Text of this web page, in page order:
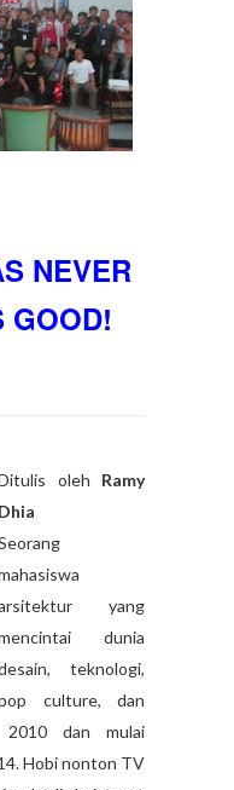
NEVER
GOOD!
oleh Ramy
Dhia
yang
dunia
teknologi,
culture, dan
2010 dan mulai
Hobi nonton TV